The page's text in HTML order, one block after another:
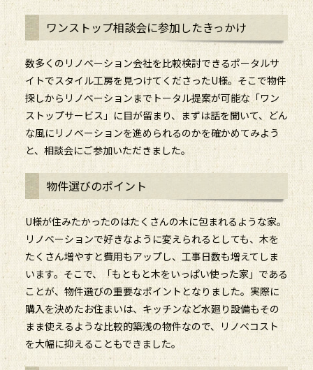
ワンストップ相談会に参加したきっかけ
数多くのリノベーション会社を比較検討できるポータルサ
イトでスタイル工房を見つけてくださったU様。そこで物件
探しからリノベーションまでトータル提案が可能な「ワン
ストップサービス」に目が留まり、まずは話を聞いて、どん
な風にリノベーションを進められるのかを確かめてみよう
と、相談会にご参加いただきました。
物件選びのポイント
U様が住みたかったのはたくさんの木に包まれるような家。
リノベーションで好きなように変えられるとしても、木を
たくさん増やすと費用もアップし、工事日数も増えてしま
います。そこで、「もともと木をいっぱい使った家」である
ことが、物件選びの重要なポイントとなりました。実際に
購入を決めたお住まいは、キッチンなど水廻り設備もその
まま使えるような比較的築浅の物件なので、リノベコスト
を大幅に抑えることもできました。